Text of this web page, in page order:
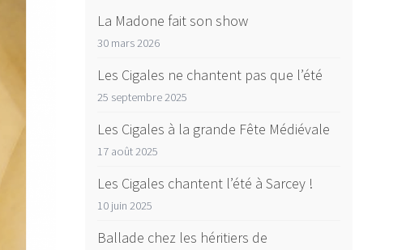
La Madone fait son show
30 mars 2026
Les Cigales ne chantent pas que l’été
25 septembre 2025
Les Cigales à la grande Fête Médiévale
17 août 2025
Les Cigales chantent l’été à Sarcey !
10 juin 2025
Ballade chez les héritiers de